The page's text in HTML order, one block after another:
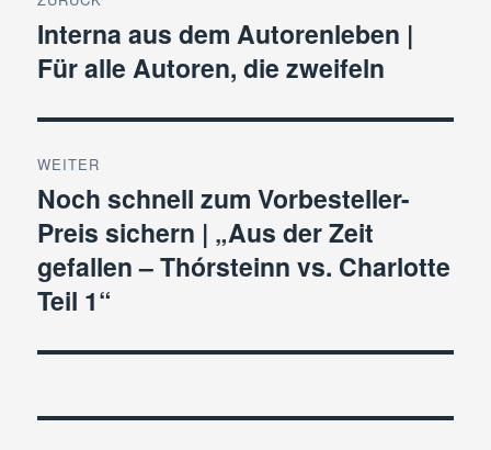
Vorheriger
Beitrag:
Interna aus dem Autorenleben |
Für alle Autoren, die zweifeln
WEITER
Nächster
Beitrag:
Noch schnell zum Vorbesteller-
Preis sichern | „Aus der Zeit
gefallen – Thórsteinn vs. Charlotte
Teil 1“